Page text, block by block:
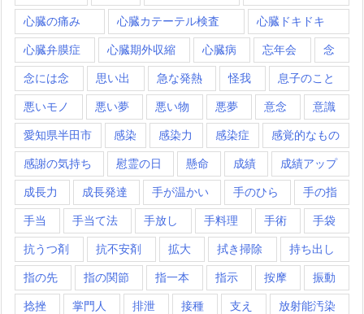
心臓の痛み 心臓カテーテル検査 心臓ドキドキ
心臓弁膜症 心臓期外収縮 心臓病 忘年会 念
念には念 思い出 急な発熱 怪我 息子のこと
悪いモノ 悪い夢 悪い物 悪夢 意念 意識
愛知県半田市 感染 感染力 感染症 感覚的なもの
感謝の気持ち 慰霊の日 懸命 成績 成績アップ
成長力 成長発達 手が温かい 手のひら 手の指
手当 手当て法 手放し 手料理 手術 手袋
抗うつ剤 抗不安剤 拡大 拭き掃除 持ち出し
指の先 指の関節 指一本 指示 按摩 振動
捻挫 掌門人 排泄 接種 支え 放射能汚染